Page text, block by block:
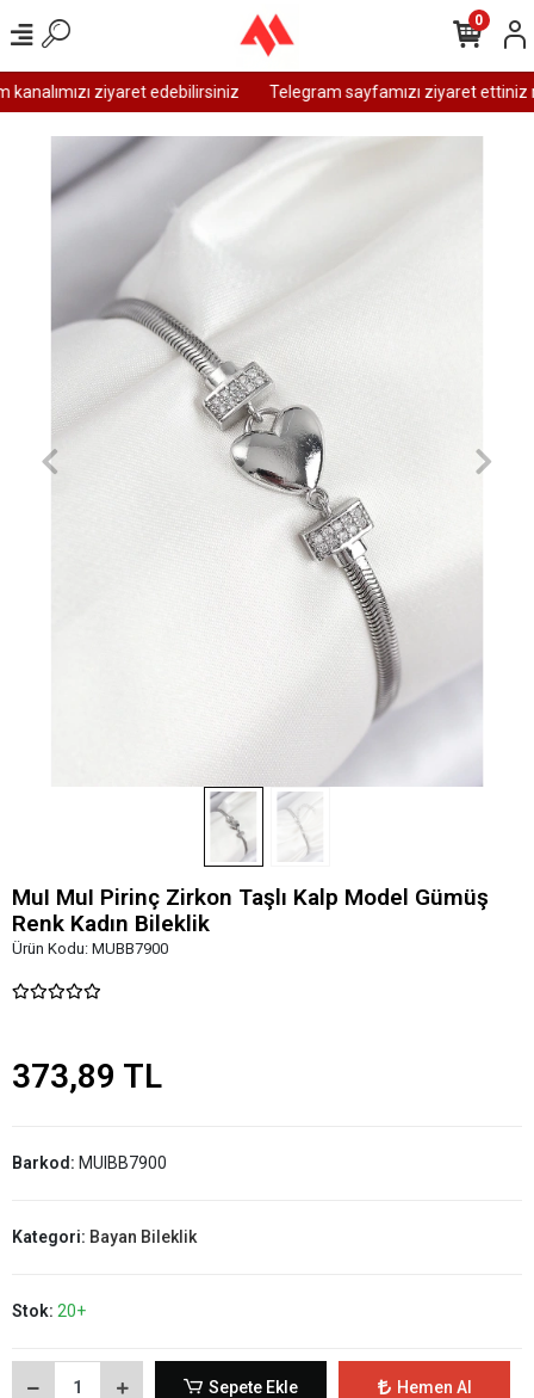
ziyaret edebilirsiniz Telegram sayfamızı ziyaret ettiniz
0
MuI MuI Pirinç Zirkon Taşlı Kalp Model Gümüş
Renk Kadın Bileklik
Ürün Kodu: MUBB7900
373,89 TL
Barkod: MUIBB7900
Kategori: Bayan Bileklik
Stok: 20+
Sepete Ekle Hemen Al